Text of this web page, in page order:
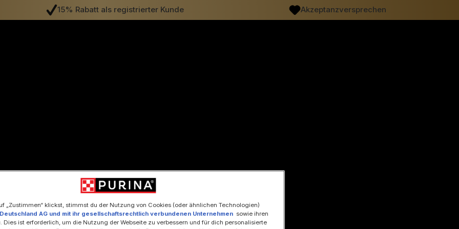
15% Rabatt als registrierter Kunde Akzeptanzversprechen
„Zustimmen“ klickst, stimmst du der Nutzung von Cookies (oder ähnlichen Technologien)
AG und mit ihr gesellschaftsrechtlich verbundenen Unternehmen sowie ihren
Dies ist erforderlich, um die Nutzung der Webseite zu verbessern und für dich personalisierte